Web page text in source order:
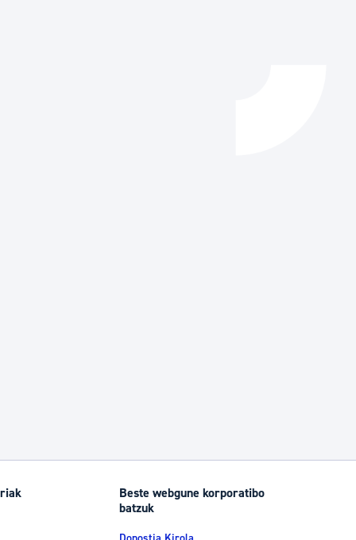
Beste webgune korporatibo
batzuk